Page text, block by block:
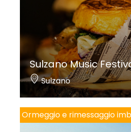
Sulzano Music
Sulzano
Ormeggio e rimessaggio